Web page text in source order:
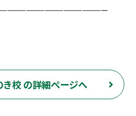
き校 の詳細ページへ